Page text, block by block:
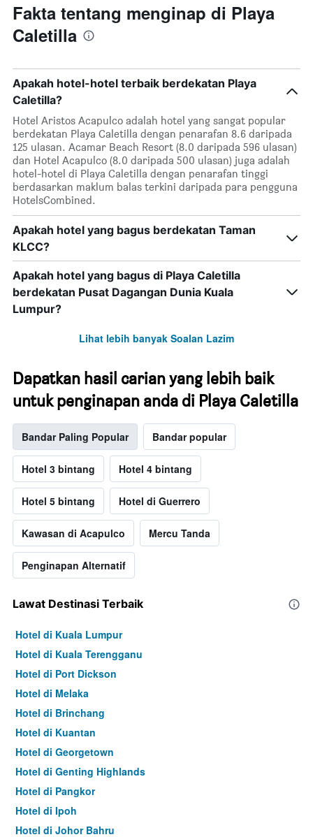
Fakta tentang menginap di Playa
Caletilla
Apakah hotel-hotel terbaik berdekatan Playa
Caletilla?
Hotel Aristos Acapulco adalah hotel yang sangat popular
berdekatan Playa Caletilla dengan penarafan 8.6 daripada
125 ulasan. Acamar Beach Resort (8.0 daripada 596 ulasan)
dan Hotel Acapulco (8.0 daripada 500 ulasan) juga adalah
hotel-hotel di Playa Caletilla dengan penarafan tinggi
berdasarkan maklum balas terkini daripada para pengguna
HotelsCombined.
Apakah hotel yang bagus berdekatan Taman
KLCC?
Apakah hotel yang bagus di Playa Caletilla
berdekatan Pusat Dagangan Dunia Kuala
Lumpur?
Lihat lebih banyak Soalan Lazim
Dapatkan hasil carian yang lebih baik
untuk penginapan anda di Playa Caletilla
Bandar Paling Popular Bandar popular
Hotel 3 bintang Hotel 4 bintang
Hotel 5 bintang Hotel di Guerrero
Kawasan di Acapulco Mercu Tanda
Penginapan Alternatif
Lawat Destinasi Terbaik
Hotel di Kuala Lumpur
Hotel di Kuala Terengganu
Hotel di Port Dickson
Hotel di Melaka
Hotel di Brinchang
Hotel di Kuantan
Hotel di Georgetown
Hotel di Genting Highlands
Hotel di Pangkor
Hotel di Ipoh
Hotel di Johor Bahru